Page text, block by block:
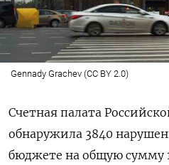
Gennady Grachev (CC BY 2.0)
Счетная палата
обнаружила 3840
бюджете на общую сумму